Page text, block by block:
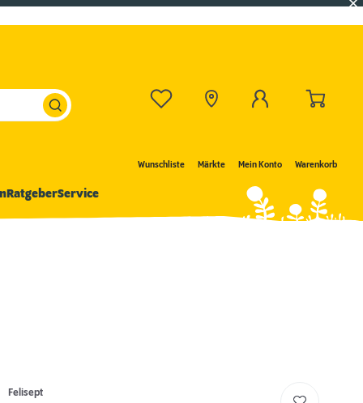
Wunschliste Märkte Mein Konto Warenkorb
RatgeberService
Felisept